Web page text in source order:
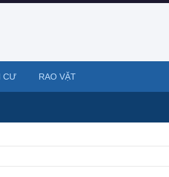
CƯ RAO VẶT